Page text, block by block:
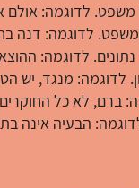
משפט. לדוגמה:
משפט. לדוגמה: דנה
נתונים. לדוגמה:
לדוגמה: מנגד, יש
ברם, לא כל
הבעיה אינה